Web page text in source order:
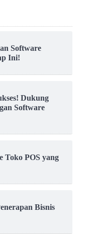
Software
Ini!
Dukung
Software
Toko POS yang
Bisnis